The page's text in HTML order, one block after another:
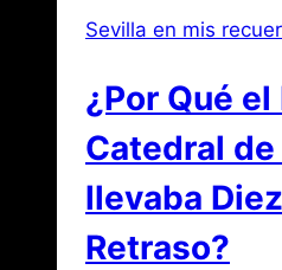
Sevilla en mis
¿Por Qué
Catedral
llevaba
Retraso?